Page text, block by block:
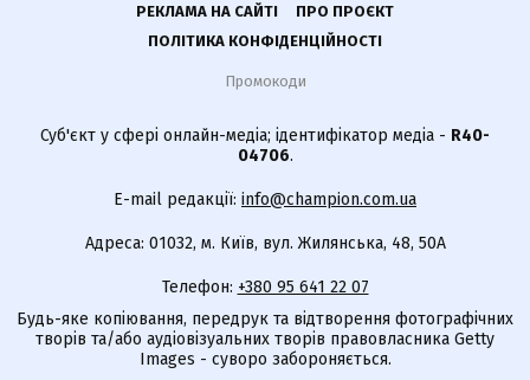
РЕКЛАМА НА САЙТІ
ПРО ПРОЄКТ
ПОЛІТИКА КОНФІДЕНЦІЙНОСТІ
Промокоди
Суб'єкт у сфері онлайн-медіа; ідентифікатор медіа - R40-
04706.
E-mail редакції: info@champion.com.ua
Адреса: 01032, м. Київ, вул. Жилянська, 48, 50А
Телефон: +380 95 641 22 07
Будь-яке копіювання, передрук та відтворення фотографічних
творів та/або аудіовізуальних творів правовласника Getty
Images - суворо забороняється.